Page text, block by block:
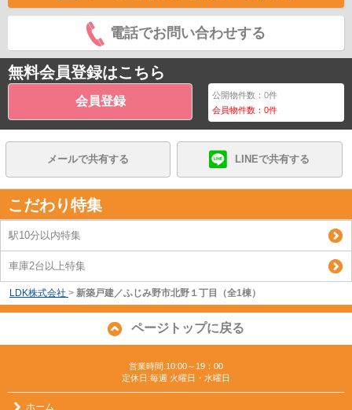
電話でお問い合わせする
無料会員登録はこちら
会員登録 公開物件数：0件
会員物件数：0件
メールで共有する LINEで共有する
こだわり特集
駅10分以内特集
車庫2台以上特集
LDK株式会社 > 新築戸建／ふじみ野市北野１丁目（全1棟）
ページトップに戻る
営業時間:10:00～19：00
定休日:毎週 火曜日・水曜日
ホーム